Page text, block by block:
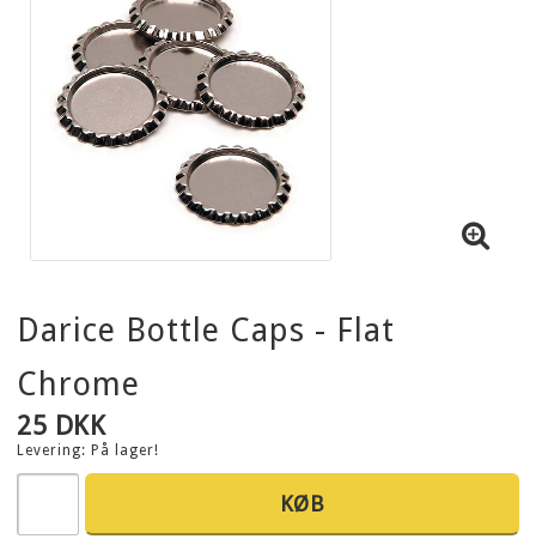
Darice Bottle Caps - Flat
Chrome
25 DKK
Levering: På lager!
KØB